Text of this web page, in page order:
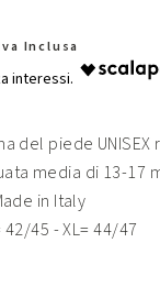
Inclusa
del piede
media di 13-17
in Italy
45 - XL= 44/47